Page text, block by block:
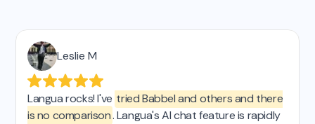
Leslie M
Langua rocks! I've tried Babbel and others and there
is no comparison. Langua's AI chat feature is rapidly